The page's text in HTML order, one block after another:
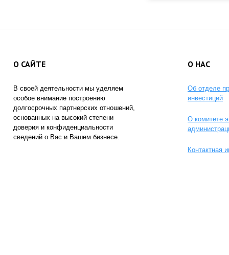
О САЙТЕ
В своей деятельности мы уделяем
особое внимание построению
долгосрочных партнерских отношений,
основанных на высокий степени
доверия и конфиденциальности
сведений о Вас и Вашем бизнесе.
О НАС
Об отделе
инвестиций
О комитете
Контактная